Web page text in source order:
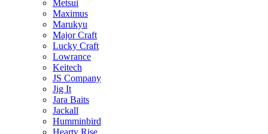
Metsui
Maximus
Marukyu
Major Craft
Lucky Craft
Lowrance
Keitech
JS Company
Jig It
Jara Baits
Jackall
Humminbird
Hearty Rise